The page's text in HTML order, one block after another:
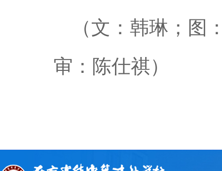
（文：韩琳 ；图
审：陈仕祺）